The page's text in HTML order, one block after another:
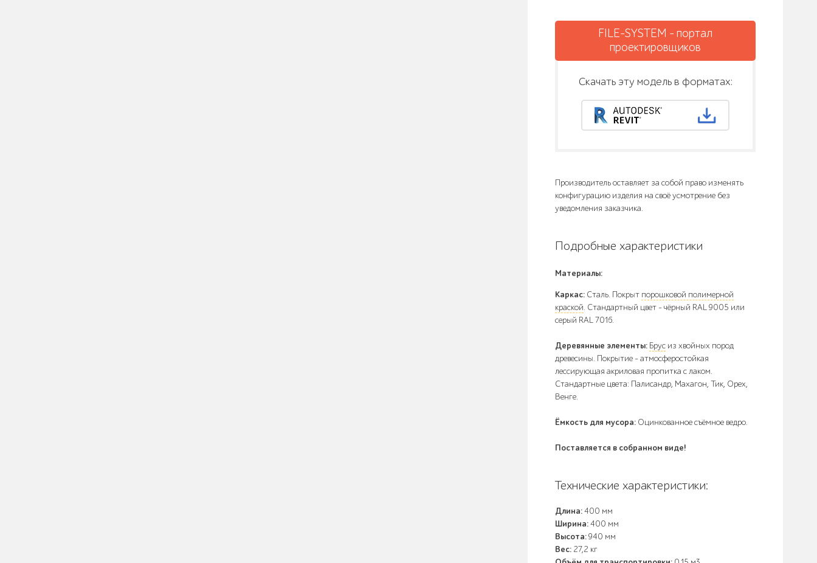
FILE-SYSTEM - портал
проектировщиков
Скачать эту модель в форматах:
Производитель оставляет за собой право изменять
конфигурацию изделия на своё усмотрение без
уведомления заказчика.
Подробные характеристики
Материалы:
Каркас: Сталь. Покрыт порошковой полимерной
краской. Стандартный цвет – чёрный RAL 9005 или
серый RAL 7016.
Деревянные элементы: Брус из хвойных пород
древесины. Покрытие - атмосферостойкая
лессирующая акриловая пропитка с лаком.
Стандартные цвета: Палисандр, Махагон, Тик, Орех,
Венге.
Ёмкость для мусора: Оцинкованное съёмное ведро.
Поставляется в собранном виде!
Технические характеристики:
Длина:400 мм
Ширина:400 мм
Высота:940 мм
Вес: 27,2 кг